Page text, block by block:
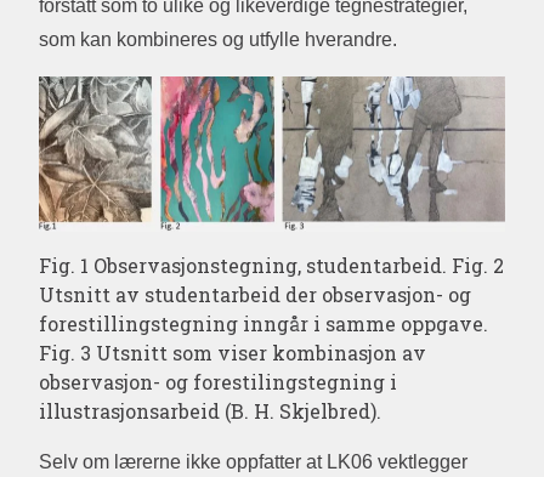
forstått som to ulike og likeverdige tegnestrategier,
som kan kombineres og utfylle hverandre.
Fig. 1 Observasjonstegning, studentarbeid. Fig. 2
Utsnitt av studentarbeid der observasjon- og
forestillingstegning inngår i samme oppgave.
Fig. 3 Utsnitt som viser kombinasjon av
observasjon- og forestilingstegning i
illustrasjonsarbeid (B. H. Skjelbred).
Selv om lærerne ikke oppfatter at LK06 vektlegger